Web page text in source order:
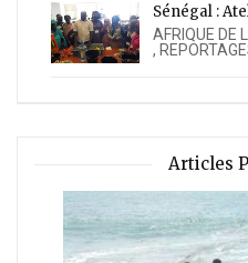
Sénégal :
AFRIQUE DE
,
Articles